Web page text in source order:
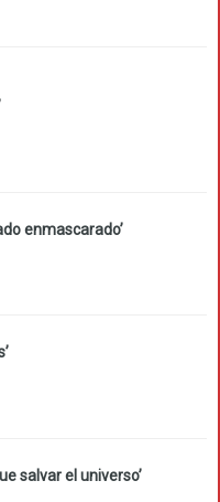
enmascarado’
salvar el universo’